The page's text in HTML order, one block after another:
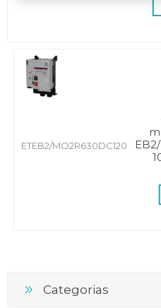
ETEB2/MO2R630DC120
Categorias